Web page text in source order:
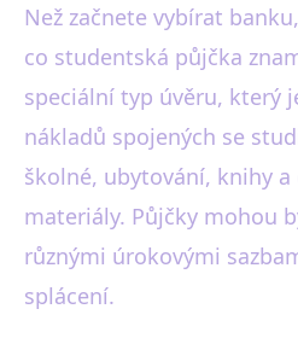
Než začnete vybírat
co studentská půjčka
speciální typ úvěru, který
nákladů spojených se
školné, ubytování, knihy
materiály. Půjčky mohou
různými úrokovými
splácení.